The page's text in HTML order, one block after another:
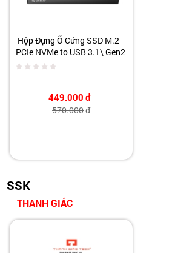
Hộp Đựng Ổ Cứng SSD M.2
PCIe NVMe to USB 3.1\ Gen2
Type-C
449.000 đ
570.000đ
SSK
THANH GIÁC